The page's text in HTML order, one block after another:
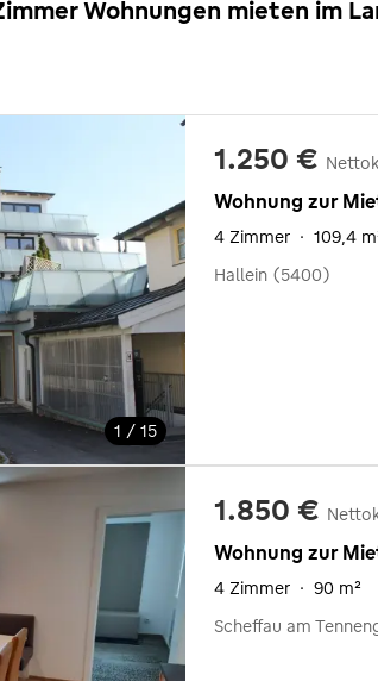
Wohnungen mieten im
1 / 15
1.250 €
Wohnung zur
4 Zimmer · 109,4
Hallein (5400)
1.850 €
Wohnung zur
4 Zimmer · 90 m²
Scheffau am